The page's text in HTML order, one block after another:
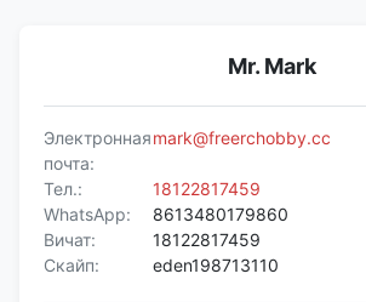
Mr. Mark
Электронная
почта:
mark@freerchobby.cc
Тел.:
18122817459
WhatsApp:
8613480179860
Вичат:
18122817459
Скайп:
eden198713110